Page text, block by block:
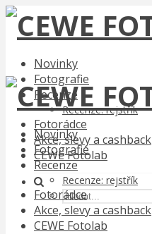
Novinky
Fotografie
Recenze
Recenze: rejstřík
Fotorádce
Akce, slevy a cashback
CEWE Fotolab
Novinky
Fotografie
Recenze
Recenze: rejstřík
Fotorádce
Akce, slevy a cashback
CEWE Fotolab